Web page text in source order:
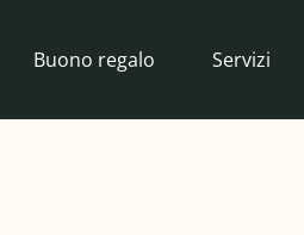
Buono regalo Servizi